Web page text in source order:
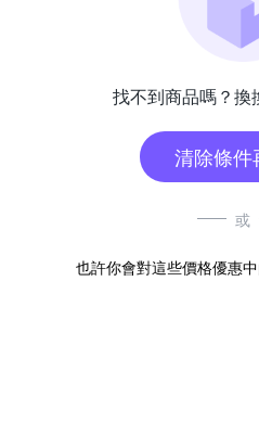
找不到商品嗎？換
清除條件
或
也許你會對這些價格優惠